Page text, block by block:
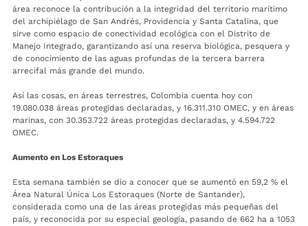
área reconoce la contribución a la integridad del territorio marítimo
del archipiélago de San Andrés, Providencia y Santa Catalina, que
sirve como espacio de conectividad ecológica con el Distrito de
Manejo Integrado, garantizando así una reserva biológica, pesquera y
de conocimiento de las aguas profundas de la tercera barrera
arrecifal más grande del mundo.
Así las cosas, en áreas terrestres, Colombia cuenta hoy con
19.080.038 áreas protegidas declaradas, y 16.311.310 OMEC, y en áreas
marinas, con 30.353.722 áreas protegidas declaradas, y 4.594.722
OMEC.
Aumento en Los Estoraques
Esta semana también se dio a conocer que se aumentó en 59,2 % el
Área Natural Única Los Estoraques (Norte de Santander),
considerada como una de las áreas protegidas más pequeñas del
país, y reconocida por su especial geología, pasando de 662 ha a 1053